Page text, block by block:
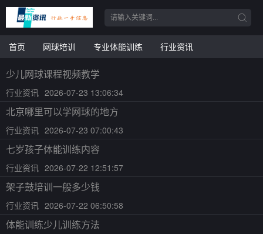
首页 网球培训 专业体能训练 行业资讯
少儿网球课程视频教学
行业资讯 2026-07-23 13:06:34
北京哪里可以学网球的地方
行业资讯 2026-07-23 07:00:43
七岁孩子体能训练内容
行业资讯 2026-07-22 12:51:57
架子鼓培训一般多少钱
行业资讯 2026-07-22 06:50:58
体能训练少儿训练方法